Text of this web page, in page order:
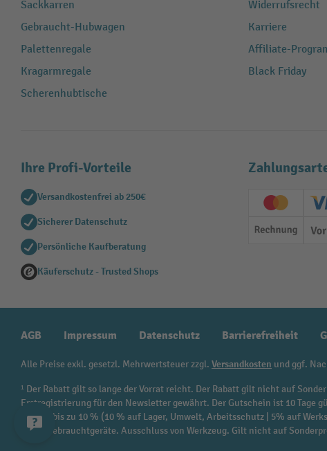
Sackkarren
Gebraucht-Hubwagen
Palettenregale
Kragarmregale
Scherenhubtische
Widerrufsrecht
Karriere
Affiliate-
Black Friday
Ihre Profi-Vorteile
Versandkostenfrei ab 250€
Sicherer Datenschutz
Persönliche Kaufberatung
Käuferschutz - Trusted Shops
Rechnung
AGB Impressum Datenschutz Barrierefreiheit
Alle Preise exkl. gesetzl. Mehrwertsteuer zzgl. Versandkosten und ggf.
¹ Der Rabatt gilt so lange der Vorrat reicht. Der Rabatt gilt nicht auf
Erstregistrierung für den Newsletter gewährt. Der Gutschein ist 10 Tage
beträgt bis zu 10 % (10 % auf Lager, Umwelt, Arbeitsschutz | 5% auf
sowie Gebrauchtgeräte. Ausschluss von Werkzeug. Gilt nicht auf